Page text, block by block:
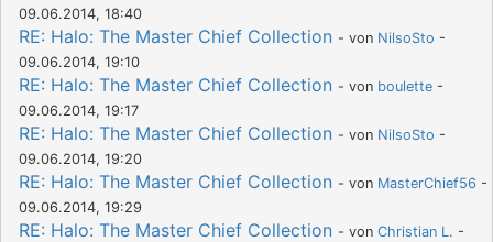
09.06.2014, 18:40
RE: Halo: The Master Chief Collection - von NilsoSto -
09.06.2014, 19:10
RE: Halo: The Master Chief Collection - von boulette -
09.06.2014, 19:17
RE: Halo: The Master Chief Collection - von NilsoSto -
09.06.2014, 19:20
RE: Halo: The Master Chief Collection - von MasterChief56 -
09.06.2014, 19:29
RE: Halo: The Master Chief Collection - von Christian L. -